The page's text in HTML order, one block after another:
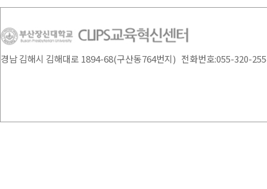
경남 김해시 김해대로 1894-68(구산동764번지) 전화번호:055-320-